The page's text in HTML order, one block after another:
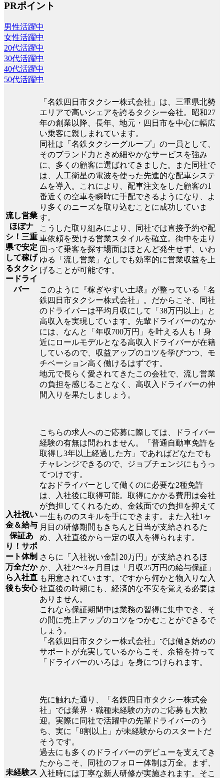
PRポイント
男性活躍中
女性活躍中
20代活躍中
30代活躍中
40代活躍中
50代活躍中
流し営業
ほぼナ
シ！三重
県で安定
して稼げ
るタクシ
ードライ
バー
「名鉄四日市タクシー株式会社」は、三重県北勢
エリアで高いシェアを誇るタクシー会社。昭和27
年の創業以降、長年、地元・四日市を中心に幅広
い乗客に親しまれています。
同社は「名鉄タクシーグループ」の一員として、
そのブランド力ときめ細やかなサービスを強み
に、多くの顧客に選ばれてきました。また同社で
は、人工衛星の電波を使った先進的な配車システ
ムを導入。これにより、配車注文をした顧客の1
番近くの空車を瞬時に手配できるようになり、よ
り多くのニーズを取り込むことに成功していま
す。
こうした取り組みにより、同社では直接予約や配
車依頼を受ける営業スタイルを確立。街中を走り
回って乗客を探す場面はほとんど発生せず、いわ
ゆる「流し営業」なしでも効率的に営業収益を上
げることが可能です。
このように『稼ぎやすい土壌』が整っている「名
鉄四日市タクシー株式会社」。だからこそ、同社
のドライバーは平均月収にして「38万円以上」と
高収入を実現しています。先輩ドライバーのなか
には、なんと「年収700万円」を叶える人も！身
近にロールモデルとなる高収入ドライバーが在籍
しているので、収益アップのコツを学びつつ、モ
チベーション高く働けるはずです。
地元で長らく愛されてきたこの会社で、流し営業
の負担を感じることなく、高収入ドライバーの仲
間入りを果たしましょう。
入社祝い
金＆給与
保証あ
り！サポ
ート体制
万全だか
ら入社直
後も安心
こちらの求人へのご応募に際しては、ドライバー
経験の有無は問われません。「普通自動車免許を
取得し3年以上経過した方」であればどなたでも
チャレンジできるので、ジョブチェンジにもうっ
てつけです。
なおドライバーとして働くのに必要な2種免許
は、入社後に取得可能。取得にかかる費用は会社
が負担してくれるため、金銭面での負担を抑えて
一生もののスキルを手にできます。また入社1ヶ
月目の研修期間もきちんと日当が支給されるた
め、入社直後から一定の収入を得られます。
さらに「入社祝い金計20万円」が支給されるほ
か、入社2〜3ヶ月目は「月収25万円の給与保証」
も用意されています。ですから何かと物入りな入
社直後の時期にも、経済的な不安を覚える必要は
ありません。
これなら保証期間中は業務の習得に集中でき、そ
の間に売上アップのコツをつかむことができるで
しょう。
「名鉄四日市タクシー株式会社」では働き始めの
サポートが充実しているからこそ、余裕を持って
「ドライバーのいろは」を身につけられます。
未経験ス
先に触れた通り、「名鉄四日市タクシー株式会
社」では業界・職種未経験の方のご応募も大歓
迎。実際に同社で活躍中の先輩ドライバーのう
ち、実に「8割以上」が未経験からのスタートだ
そうです。
過去にも多くのドライバーのデビューを支えてき
たからこそ、同社のフォロー体制は万全。まず、
入社時には丁寧な新人研修が実施されます。そこ